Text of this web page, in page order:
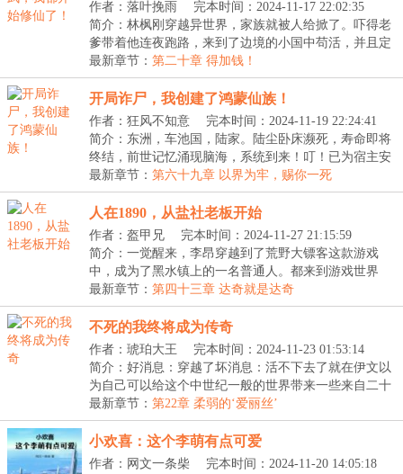
作者：落叶挽雨
完本时间：2024-11-17 22:02:35
简介：林枫刚穿越异世界，家族就被人给掀了。吓得老
爹带着他连夜跑路，来到了边境的小国中苟活，并且定
下...
最新章节： 第二十章 得加钱！
开局诈尸，我创建了鸿蒙仙族！
作者：狂风不知意
完本时间：2024-11-19 22:24:41
简介：东洲，车池国，陆家。陆尘卧床濒死，寿命即将
终结，前世记忆涌现脑海，系统到来！叮！已为宿主安
装...
最新章节： 第六十九章 以界为牢，赐你一死
人在1890，从盐社老板开始
作者：盔甲兄
完本时间：2024-11-27 21:15:59
简介：一觉醒来，李昂穿越到了荒野大镖客这款游戏
中，成为了黑水镇上的一名普通人。都来到游戏世界
了，自...
最新章节： 第四十三章 达奇就是达奇
不死的我终将成为传奇
作者：琥珀大王
完本时间：2024-11-23 01:53:14
简介：好消息：穿越了坏消息：活不下去了就在伊文以
为自己可以给这个中世纪一般的世界带来一些来自二十
一...
最新章节： 第22章 柔弱的‘爱丽丝’
小欢喜：这个李萌有点可爱
作者：网文一条柴
完本时间：2024-11-20 14:05:18